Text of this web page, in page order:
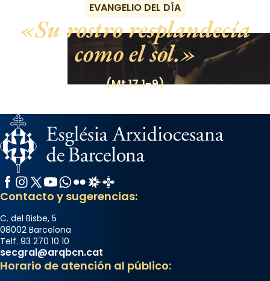
EVANGELIO DEL DÍA
Su rostro resplandecía
como el sol.
(Mt 17,1-9)
Facebook
Instagram
X / Twitter
YouTube
WhatsApp
FlickrRadio Estel
Catalunya Cristiana
Contacto y sugerencias:
C. del Bisbe, 5
08002 Barcelona
Telf. 93 270 10 10
secgral@arqbcn.cat
Horario de atención al público: